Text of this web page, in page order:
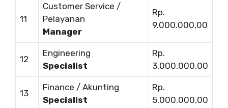
11
Customer Service /
Pelayanan
Manager
Rp.
9.000.000,00
12
Engineering
Specialist
Rp.
3.000.000,00
13
Finance / Akunting
Specialist
Rp.
5.000.000,00